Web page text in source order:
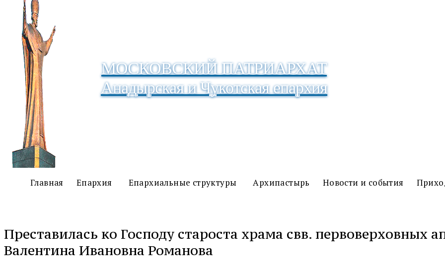
МОСКОВСКИЙ ПАТРИАРХАТ
Анадырская и Чукотская епархия
Главная Епархия Епархиальные структуры Архипастырь Новости и события
Преставилась ко Господу староста храма свв. первоверховных
Валентина Ивановна Романова